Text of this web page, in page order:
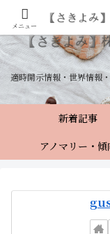
適時開示情報・世界情報
新着記事
アノマリー・傾
メニュー